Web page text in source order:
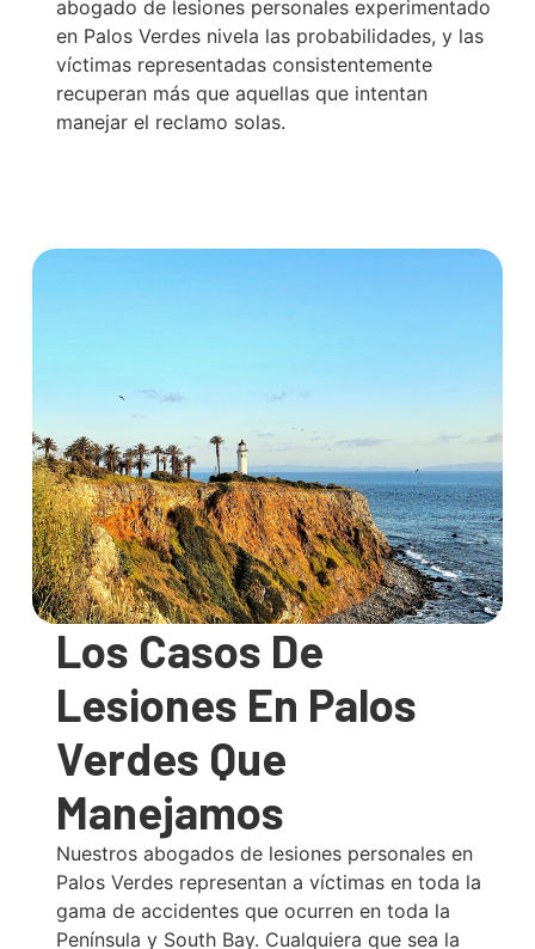
abogado de lesiones personales experimentado
en Palos Verdes nivela las probabilidades, y las
víctimas representadas consistentemente
recuperan más que aquellas que intentan
manejar el reclamo solas.
Los Casos De
Lesiones En Palos
Verdes Que
Manejamos
Nuestros abogados de lesiones personales en
Palos Verdes representan a víctimas en toda la
gama de accidentes que ocurren en toda la
Península y South Bay. Cualquiera que sea la